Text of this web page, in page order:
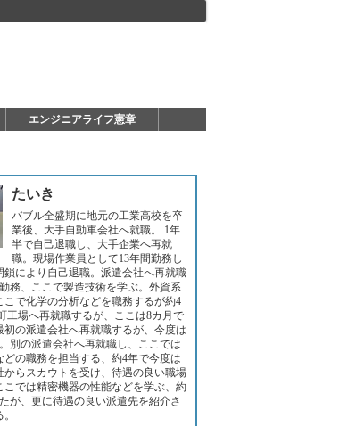
エンジニアライフ憲章
たいき
バブル全盛期に地元の工業高校を卒
業後、大手自動車会社へ就職。 1年
半で自己退職し、大手企業へ再就
職。現場作業員として13年間勤務し
鎖により自己退職。派遣会社へ再就職
務、ここで製造技術を学ぶ。外資系
こで化学の分析などを職務するが約4
工場へ再就職するが、ここは8カ月で
初の派遣会社へ再就職するが、今度は
別の派遣会社へ再就職し、ここでは
どの職務を担当する、約4年で今度は
からスカウトを受け、待遇の良い職場
こでは精密機器の性能などを学ぶ、約
が、更に待遇の良い派遣先を紹介さ